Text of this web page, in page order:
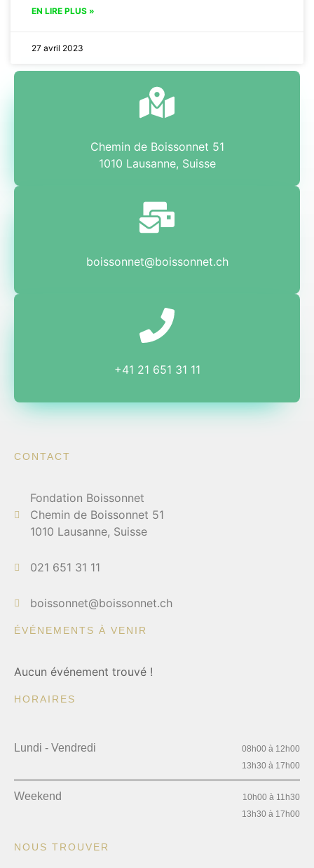
EN LIRE PLUS »
27 avril 2023
Chemin de Boissonnet 51
1010 Lausanne, Suisse
boissonnet@boissonnet.ch
+41 21 651 31 11
CONTACT
Fondation Boissonnet
Chemin de Boissonnet 51
1010 Lausanne, Suisse
021 651 31 11
boissonnet@boissonnet.ch
ÉVÉNEMENTS À VENIR
Aucun événement trouvé !
HORAIRES
Lundi - Vendredi
08h00 à 12h00
13h30 à 17h00
Weekend
10h00 à 11h30
13h30 à 17h00
NOUS TROUVER